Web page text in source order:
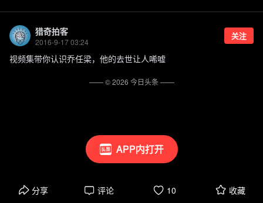
APP内打开
猎奇拍客
2016-9-17 03:24
关注
视频集带你认识乔任梁，他的去世让人唏嘘
分享 评论 10 收藏
—— ©2026 今日头条——